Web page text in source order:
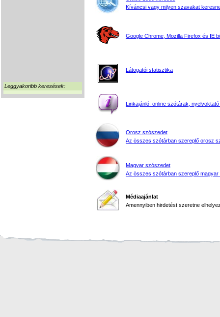
Leggyakoribb keresések:
Kíváncsi vagy milyen szavakat
Google Chrome, Mozilla Firefox és IE
Látogatói statisztika
Linkajánló: online szótárak, nyelvoktató
Orosz szószedet
Az összes szótárban szereplő orosz
Magyar szószedet
Az összes szótárban szereplő magyar
Médiaajánlat
Amennyiben hirdetést szeretne